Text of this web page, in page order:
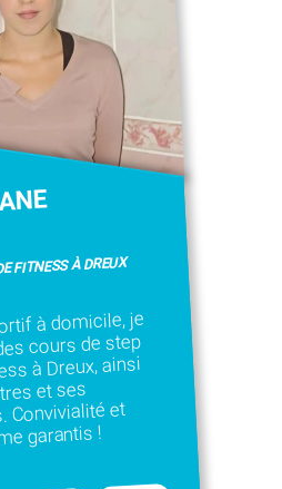
FITNESS À DREUX
à domicile, je
cours de step
à Dreux, ainsi
et ses
Convivialité et
garantis !